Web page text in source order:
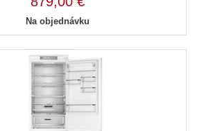
Na objednávku